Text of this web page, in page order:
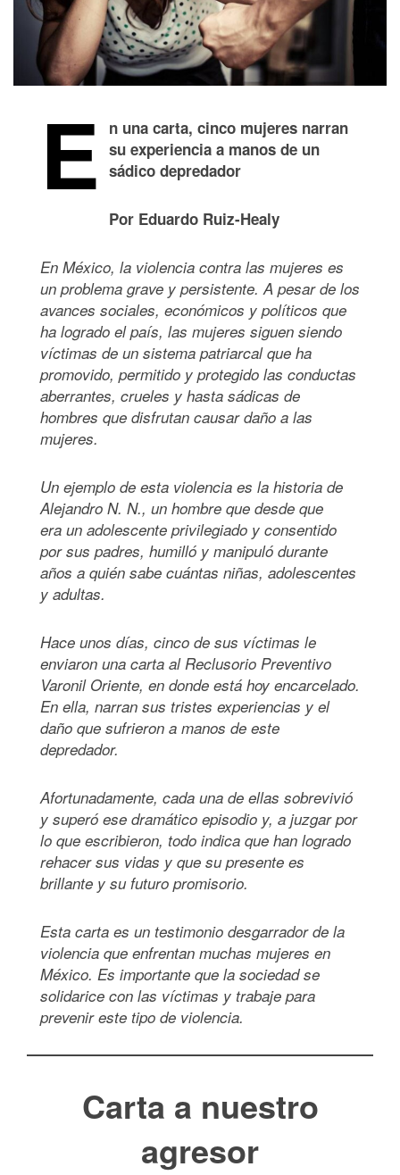
E
n una carta, cinco mujeres narran
su experiencia a manos de un
sádico depredador
Por Eduardo Ruiz-Healy
En México, la violencia contra las mujeres es
un problema grave y persistente. A pesar de los
avances sociales, económicos y políticos que
ha logrado el país, las mujeres siguen siendo
víctimas de un sistema patriarcal que ha
promovido, permitido y protegido las conductas
aberrantes, crueles y hasta sádicas de
hombres que disfrutan causar daño a las
mujeres.
Un ejemplo de esta violencia es la historia de
Alejandro N. N., un hombre que desde que
era un adolescente privilegiado y consentido
por sus padres, humilló y manipuló durante
años a quién sabe cuántas niñas, adolescentes
y adultas.
Hace unos días, cinco de sus víctimas le
enviaron una carta al Reclusorio Preventivo
Varonil Oriente, en donde está hoy encarcelado.
En ella, narran sus tristes experiencias y el
daño que sufrieron a manos de este
depredador.
Afortunadamente, cada una de ellas sobrevivió
y superó ese dramático episodio y, a juzgar por
lo que escribieron, todo indica que han logrado
rehacer sus vidas y que su presente es
brillante y su futuro promisorio.
Esta carta es un testimonio desgarrador de la
violencia que enfrentan muchas mujeres en
México. Es importante que la sociedad se
solidarice con las víctimas y trabaje para
prevenir este tipo de violencia.
Carta a nuestro
agresor